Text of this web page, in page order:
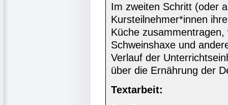
Im zweiten Schritt (oder
Kursteilnehmer*innen
Küche
Schweinshaxe und
Verlauf der
über die Ernährung der
Textarbeit: